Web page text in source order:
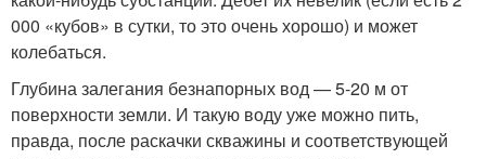
000 «кубов» в сутки, то это очень хорошо) и может
колебаться.
Глубина залегания безнапорных вод — 5-20 м от
поверхности земли. И такую воду уже можно пить,
правда, после раскачки скважины и соответствующей